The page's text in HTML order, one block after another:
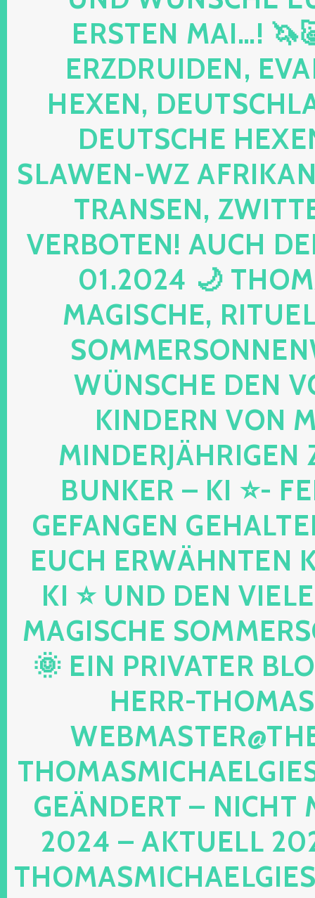
ERSTEN MAI…!
ERZDRUIDEN,
HEXEN,
DEUTSCHE
SLAWEN-WZ
TRANSEN,
VERBOTEN! AUCH
01.2024 🌙
MAGISCHE,
ÜNSCHE DEN
INDERN VON
INDERJÄHRIGEN
UNKER – KI ⭐-
EFANGEN
UCH ERWÄHNTEN
I ⭐ UND DEN
AGISCHE
 EIN PRIVATER
ERR-THOMAS-
EÄNDERT – NICHT
024 – AKTUELL